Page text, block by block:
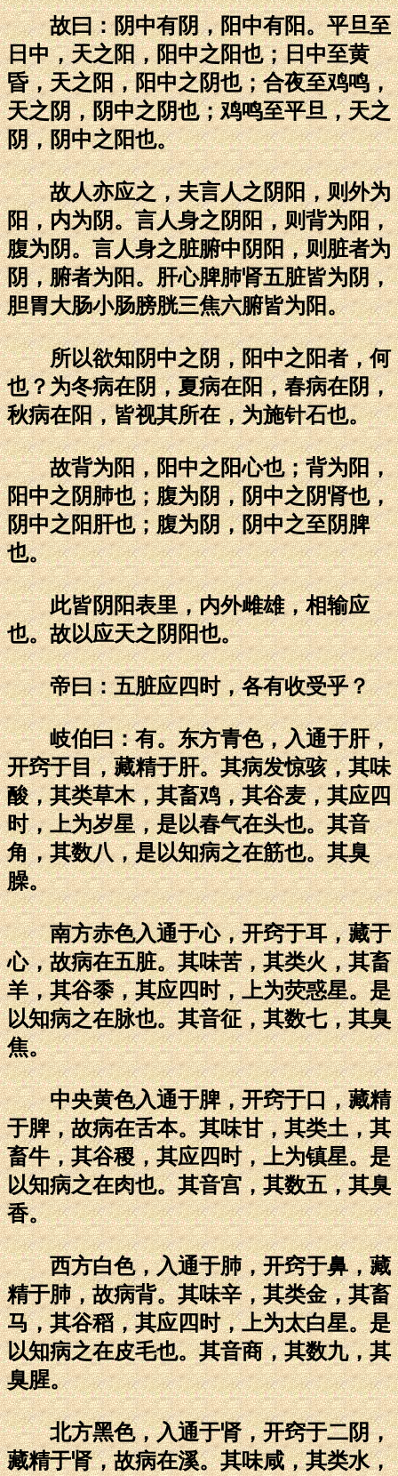
故曰：阴中有阴，阳中有阳。平旦至
日中，天之阳，阳中之阳也；日中至黄
昏，天之阳，阳中之阴也；合夜至鸡鸣，
天之阴，阴中之阴也；鸡鸣至平旦，天之
阴，阴中之阳也。
故人亦应之，夫言人之阴阳，则外为
阳，内为阴。言人身之阴阳，则背为阳，
腹为阴。言人身之脏腑中阴阳，则脏者为
阴，腑者为阳。肝心脾肺肾五脏皆为阴，
胆胃大肠小肠膀胱三焦六腑皆为阳。
所以欲知阴中之阴，阳中之阳者，何
也？为冬病在阴，夏病在阳，春病在阴，
秋病在阳，皆视其所在，为施针石也。
故背为阳，阳中之阳心也；背为阳，
阳中之阴肺也；腹为阴，阴中之阴肾也，
阴中之阳肝也；腹为阴，阴中之至阴脾
也。
此皆阴阳表里，内外雌雄，相输应
也。故以应天之阴阳也。
帝曰：五脏应四时，各有收受乎？
岐伯曰：有。东方青色，入通于肝，
开窍于目，藏精于肝。其病发惊骇，其味
酸，其类草木，其畜鸡，其谷麦，其应四
时，上为岁星，是以春气在头也。其音
角，其数八，是以知病之在筋也。其臭
臊。
南方赤色入通于心，开窍于耳，藏于
心，故病在五脏。其味苦，其类火，其畜
羊，其谷黍，其应四时，上为荧惑星。是
以知病之在脉也。其音征，其数七，其臭
焦。
中央黄色入通于脾，开窍于口，藏精
于脾，故病在舌本。其味甘，其类土，其
畜牛，其谷稷，其应四时，上为镇星。是
以知病之在肉也。其音宫，其数五，其臭
香。
西方白色，入通于肺，开窍于鼻，藏
精于肺，故病背。其味辛，其类金，其畜
马，其谷稻，其应四时，上为太白星。是
以知病之在皮毛也。其音商，其数九，其
臭腥。
北方黑色，入通于肾，开窍于二阴，
藏精于肾，故病在溪。其味咸，其类水，